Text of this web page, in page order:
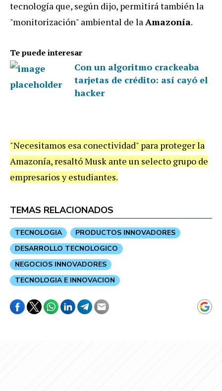
tecnología que, según dijo, permitirá también la
"monitorización" ambiental de laAmazonía.
Te puede interesar
Con un algoritmo crackeaba
tarjetas de crédito: así cayó el
hacker
"Necesitamos esa conectividad" para proteger la
Amazonía, resaltó Musk ante un selecto grupo de
empresarios y estudiantes.
TEMAS RELACIONADOS
TECNOLOGIA
PRODUCTOS INNOVADORES
DESARROLLO TECNOLOGICO
NEGOCIOS INNOVADORES
TECNOLOGIA E INNOVACION